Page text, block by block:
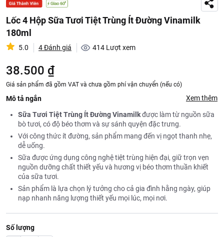
Lốc 4 Hộp Sữa Tươi Tiệt Trùng Ít Đường Vinamilk
180ml
5.0 4 Đánh giá 414 Lượt xem
38.500 ₫
Giá sản phẩm đã gồm VAT và chưa gồm phí vận chuyển (nếu có)
Mô tả ngắn Xem thêm
Sữa Tươi Tiệt Trùng Ít Đường Vinamilkđược làm từ nguồn sữa
bò tươi, có độ béo thơm và sự sánh quyện đặc trưng.
Với công thức ít đường, sản phẩm mang đến vị ngọt thanh nhẹ,
dễ uống.
Sữa được ứng dụng công nghệ tiệt trùng hiện đại, giữ trọn vẹn
nguồn dưỡng chất thiết yếu và hương vị béo thơm thuần khiết
của sữa tươi.
Sản phẩm là lựa chọn lý tưởng cho cả gia đình hằng ngày, giúp
nạp nhanh năng lượng thiết yếu mọi lúc, mọi nơi.
Số lượng